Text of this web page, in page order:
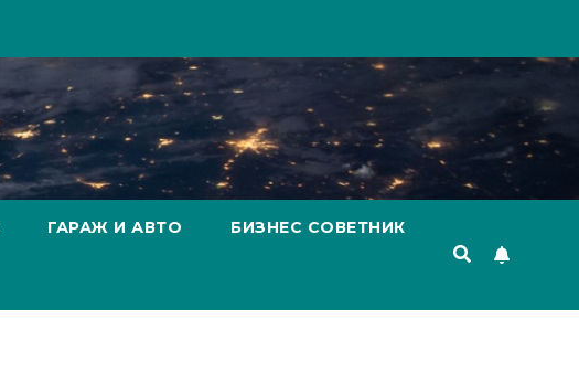
ГАРАЖ И АВТО БИЗНЕС СОВЕТНИК